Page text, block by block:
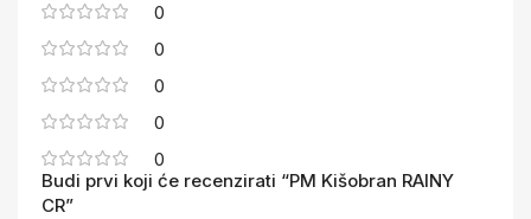
0
0
0
0
0
Budi prvi koji će recenzirati “PM Kišobran RAINY
CR”